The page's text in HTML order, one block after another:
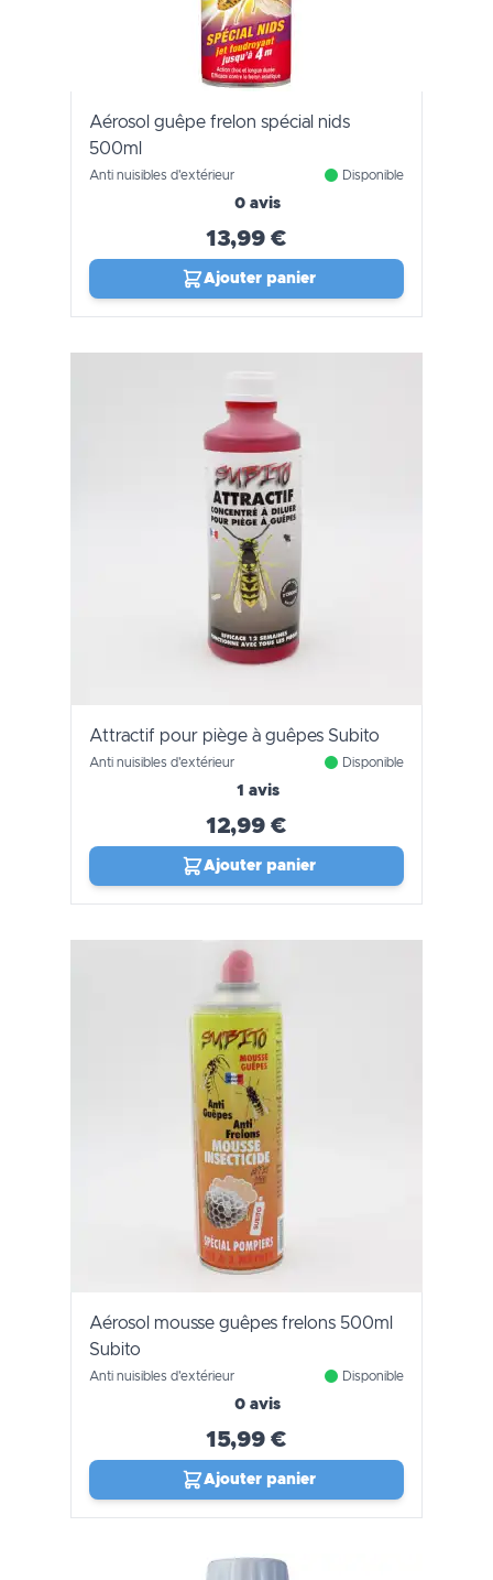
Aérosol guêpe frelon spécial nids
500ml
Anti nuisibles d'extérieur Disponible
0 avis
13,99 €
Ajouter panier
Attractif pour piège à guêpes Subito
Anti nuisibles d'extérieur Disponible
1 avis
12,99 €
Ajouter panier
Aérosol mousse guêpes frelons 500ml
Subito
Anti nuisibles d'extérieur Disponible
0 avis
15,99 €
Ajouter panier